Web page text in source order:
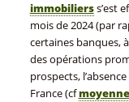
immobilierss’est
mois de 2024 (par
certaines banques,
des opérations
prospects,
France (cf